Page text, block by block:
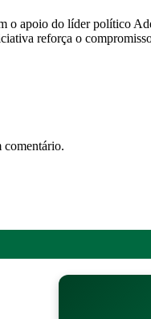
o apoio do líder político
reforça o
comentário.